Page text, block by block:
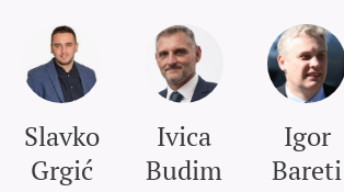
Slavko
Grgić
Ivica
Budim
Igor
Bareti